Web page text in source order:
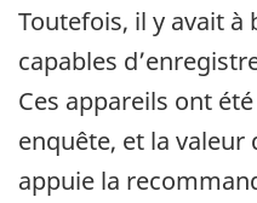
Toutefois, il y avait à
capables
Ces appareils ont
enquête, et la valeur
appuie la